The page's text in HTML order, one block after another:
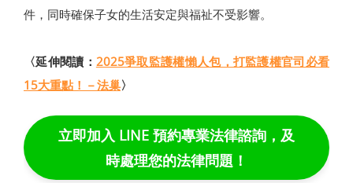
件，同時確保子女的生活安定與福祉不受影響。
〈延伸閱讀： 2025爭取監護權懶人包，打監護權官司必看
15大重點！－法巢〉
立即加入 LINE 預約專業法律諮詢，及
時處理您的法律問題！